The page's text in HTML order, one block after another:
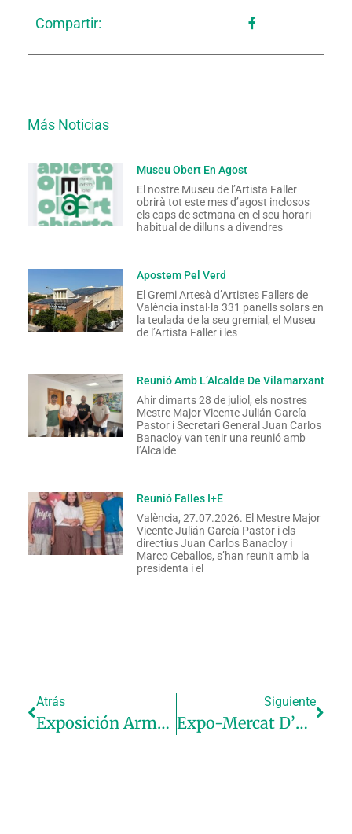
Compartir:
Más Noticias
Museu Obert En Agost
El nostre Museu de l’Artista Faller
obrirà tot este mes d’agost inclosos
els caps de setmana en el seu horari
habitual de dilluns a divendres
Apostem Pel Verd
El Gremi Artesà d’Artistes Fallers de
València instal·la 331 panells solars en
la teulada de la seu gremial, el Museu
de l’Artista Faller i les
Reunió Amb L’Alcalde De Vilamarxant
Ahir dimarts 28 de juliol, els nostres
Mestre Major Vicente Julián García
Pastor i Secretari General Juan Carlos
Banacloy van tenir una reunió amb
l’Alcalde
Reunió Falles I+E
València, 27.07.2026. El Mestre Major
Vicente Julián García Pastor i els
directius Juan Carlos Banacloy i
Marco Ceballos, s’han reunit amb la
presidenta i el
Atrás
Exposición Armando Serra
Siguiente
Expo-Mercat D’Estiu